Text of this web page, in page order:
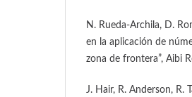
N. Rueda-Archila, D.
en la aplicación de
zona de frontera”, Aibi
J. Hair, R. Anderson, R.